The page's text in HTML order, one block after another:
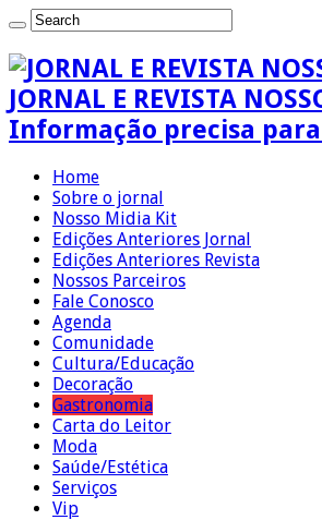
JORNAL E REVISTA
Informação precisa para
Home
Sobre o jornal
Nosso Midia Kit
Edições Anteriores Jornal
Edições Anteriores Revista
Nossos Parceiros
Fale Conosco
Agenda
Comunidade
Cultura/Educação
Decoração
Gastronomia
Carta do Leitor
Moda
Saúde/Estética
Serviços
Vip